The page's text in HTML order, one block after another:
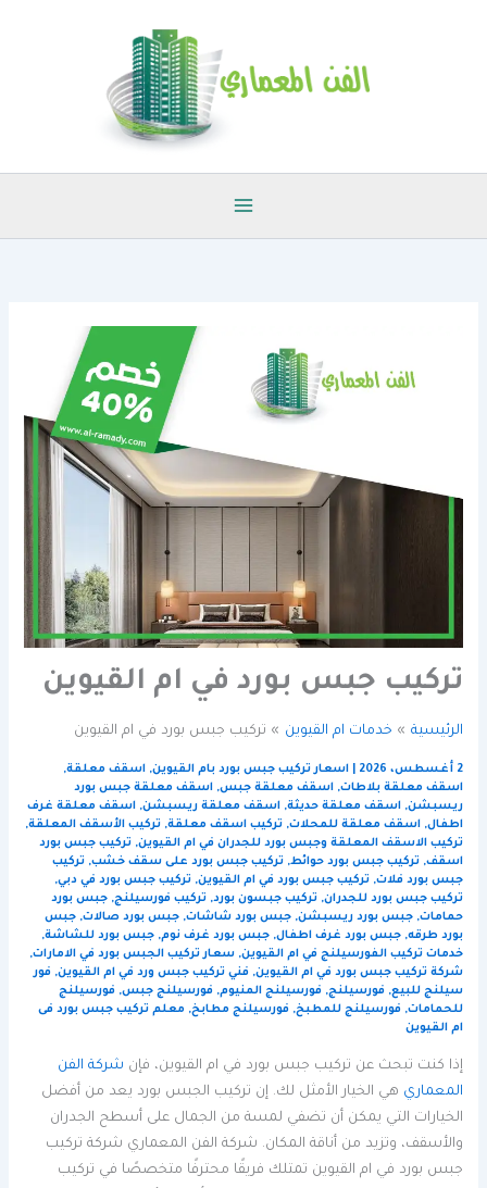
تركيب جبس بورد في ام القيوين
الرئيسية خدمات ام القيوين تركيب جبس بورد في ام القيوين
2 أغسطس، 2026 |اسعار تركيب جبس بورد بام القيوين,اسقف معلقة,
اسقف معلقة بلاطات,اسقف معلقة جبس,اسقف معلقة جبس بورد
ريسبشن,اسقف معلقة حديثة,اسقف معلقة ريسبشن,اسقف معلقة غرف
اطفال,اسقف معلقة للمحلات,تركيب اسقف معلقة,تركيب الأسقف المعلقة,
تركيب الاسقف المعلقة وجبس بورد للجدران في ام القيوين,تركيب جبس بورد
اسقف,تركيب جبس بورد حوائط,تركيب جبس بورد على سقف خشب,تركيب
جبس بورد فلات,تركيب جبس بورد في ام القيوين,تركيب جبس بورد في دبي,
تركيب جبس بورد للجدران,تركيب جبسون بورد,تركيب فورسيلنج,جبس بورد
حمامات,جبس بورد ريسبشن,جبس بورد شاشات,جبس بورد صالات,جبس
بورد طرقه,جبس بورد غرف اطفال,جبس بورد غرف نوم,جبس بورد للشاشة,
خدمات تركيب الفورسيلنج في ام القيوين,سعار تركيب الجبس بورد في الامارات,
شركة تركيب جبس بورد في ام القيوين,فني تركيب جبس ورد في ام القيوين,فور
سيلنج للبيع,فورسيلنج,فورسيلنج المنيوم,فورسيلنج جبس,فورسيلنج
للحمامات,فورسيلنج للمطبخ,فورسيلنج مطابخ, معلم تركيب جبس بورد فى
ام القيوين
إذا كنت تبحث عن تركيب جبس بورد في ام القيوين، فإن شركة الفن
المعماري هي الخيار الأمثل لك. إن تركيب الجبس بورد يعد من أفضل
الخيارات التي يمكن أن تضفي لمسة من الجمال على أسطح الجدران
والأسقف، وتزيد من أناقة المكان. شركة الفن المعماري شركة تركيب
جبس بورد في ام القيوين تمتلك فريقًا محترفًا متخصصًا في تركيب